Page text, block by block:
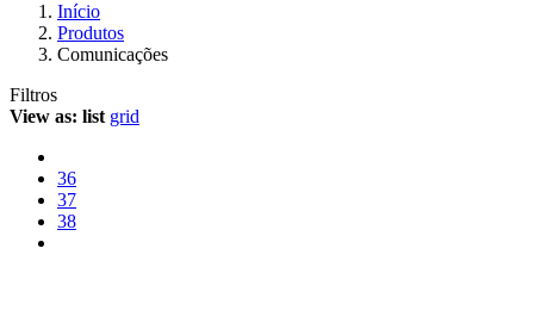
Início
Produtos
Comunicações
Filtros
View as: list grid
36
37
38